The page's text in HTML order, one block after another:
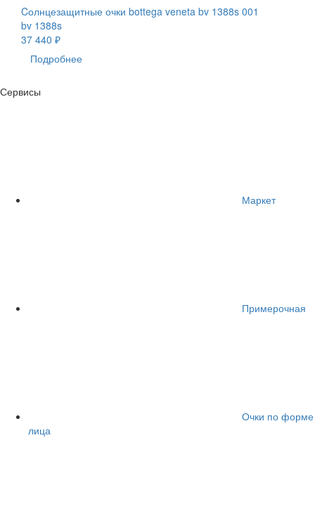
Cолнцезащитные очки bottega veneta bv 1388s 001
bv 1388s
37 440 ₽
Подробнее
Сервисы
Маркет
Примерочная
Очки по форме
лица